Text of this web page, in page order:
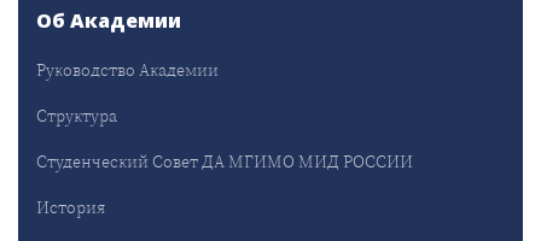
Об Академии
Руководство Академии
Структура
Студенческий Совет ДА МГИМО МИД РОССИИ
История